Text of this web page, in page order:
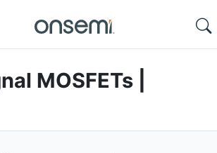
MOSFETs |